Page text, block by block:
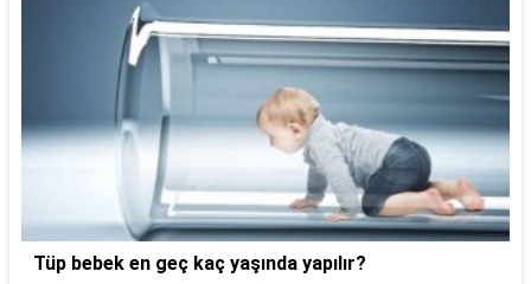
Tüp bebek en geç kaç yaşında yapılır?